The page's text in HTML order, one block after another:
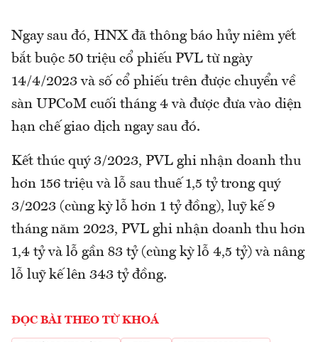
Ngay sau đó, HNX đã thông báo hủy niêm yết
bắt buộc 50 triệu cổ phiếu PVL từ ngày
14/4/2023 và số cổ phiếu trên được chuyển về
sàn UPCoM cuối tháng 4 và được đưa vào diện
hạn chế giao dịch ngay sau đó.
Kết thúc quý 3/2023, PVL ghi nhận doanh thu
hơn 156 triệu và lỗ sau thuế 1,5 tỷ trong quý
3/2023 (cùng kỳ lỗ hơn 1 tỷ đồng), luỹ kế 9
tháng năm 2023, PVL ghi nhận doanh thu hơn
1,4 tỷ và lỗ gần 83 tỷ (cùng kỳ lỗ 4,5 tỷ) và nâng
lỗ luỹ kế lên 343 tỷ đồng.
ĐỌC BÀI THEO TỪ KHOÁ